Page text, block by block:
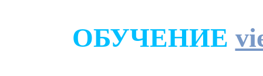
ОБУЧЕНИЕ